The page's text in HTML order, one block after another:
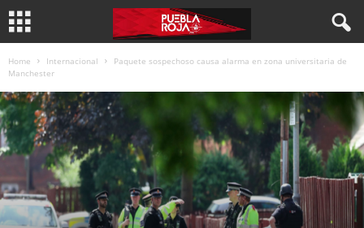
Home Internacional
Paquete sospechoso causa alarma en zona universitaria de
Manchester